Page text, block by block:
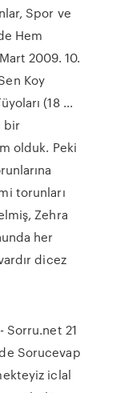
Spor ve
Hem
2009. 10.
Koy
(18 ...
bir
olduk. Peki
torunları
Zehra
her
dicez
Sorru.net 21
Sorucevap
iclal